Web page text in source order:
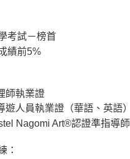
考試－榜首
績前5%
師執業證
遊人員執業證（華語、英語）
Nagomi Art®認證準指導師
：